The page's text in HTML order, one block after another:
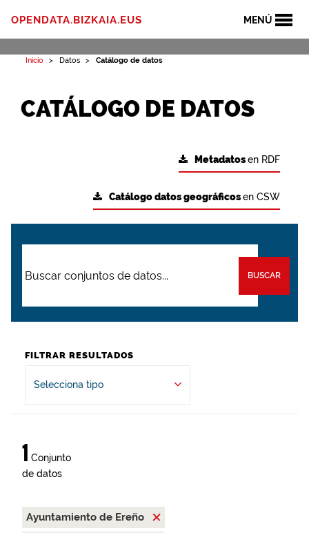
MENÚ
OPENDATA.BIZKAIA.EUS
Inicio Datos Catálogo de datos
CATÁLOGO DE DATOS
Metadatosen RDF
Catálogo datos geográficosen CSW
BUSCAR
FILTRAR RESULTADOS
Selecciona tipo
1 Conjunto
de datos
Ayuntamiento de Ereño